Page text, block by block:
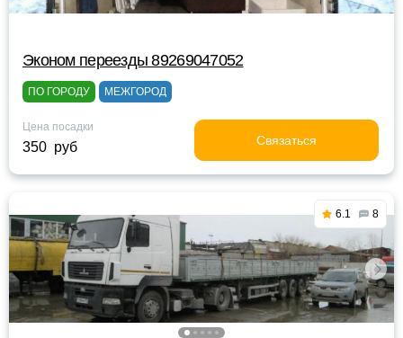
Эконом переезды 89269047052
ПО ГОРОДУ МЕЖГОРОД
Цена посадки
350 руб Связаться
6.1 8